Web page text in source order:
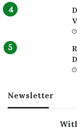
Newsletter